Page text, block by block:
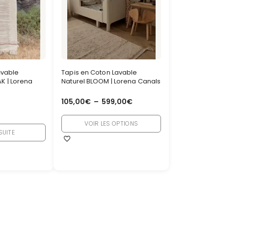
| Lorena
Tapis en Coton Lavable
Naturel BLOOM | Lorena Canals
105,00€ – 599,00€
VOIR LES OPTIONS